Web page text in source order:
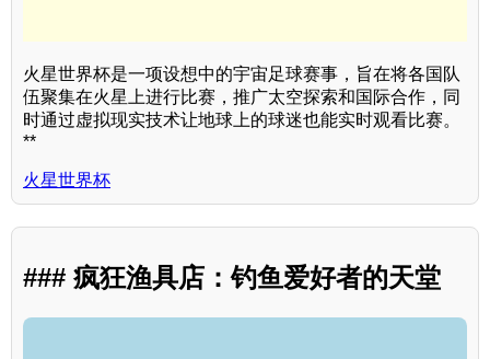
火星世界杯是一项设想中的宇宙足球赛事，旨在将各国队
伍聚集在火星上进行比赛，推广太空探索和国际合作，同
时通过虚拟现实技术让地球上的球迷也能实时观看比赛。
**
火星世界杯
### 疯狂渔具店：钓鱼爱好者的天堂